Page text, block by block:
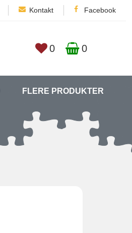
Kontakt Facebook
0 0
FLERE PRODUKTER